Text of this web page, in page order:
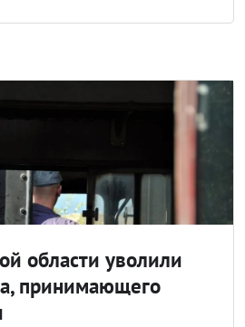
области уволили
принимающего